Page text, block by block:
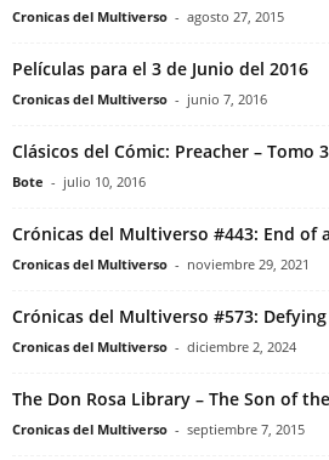
Cronicas del Multiverso - agosto 27, 2015
Películas para el 3 de Junio del 2016
Cronicas del Multiverso - junio 7, 2016
Clásicos del Cómic: Preacher – Tomo 3
Bote - julio 10, 2016
Crónicas del Multiverso #443: End of
Cronicas del Multiverso - noviembre 29, 2021
Crónicas del Multiverso #573: Defying
Cronicas del Multiverso - diciembre 2, 2024
The Don Rosa Library – The Son of
Cronicas del Multiverso - septiembre 7, 2015